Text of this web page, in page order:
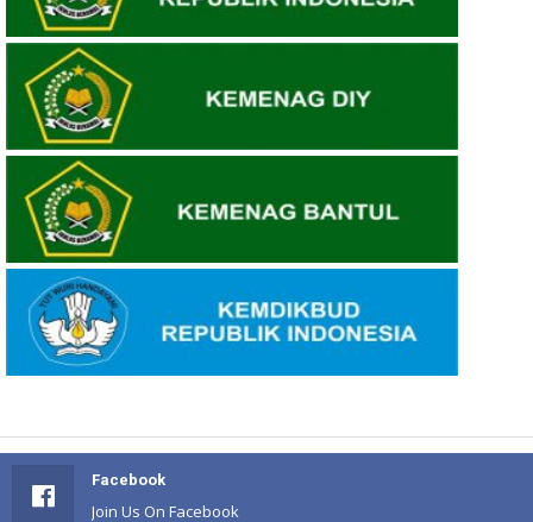
Facebook
Join Us On Facebook